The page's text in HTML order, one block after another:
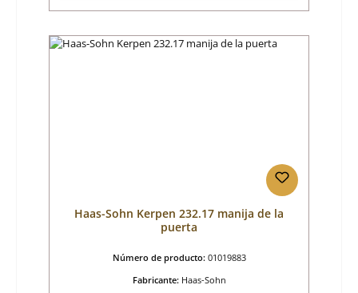
Haas-Sohn Kerpen 232.17 manija de la
puerta
Número de producto: 01019883
Fabricante: Haas-Sohn